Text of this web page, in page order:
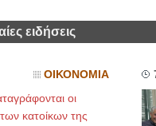
ειδήσεις
ΟΙΚΟΝΟΜΙΑ
οι
των κατοίκων της